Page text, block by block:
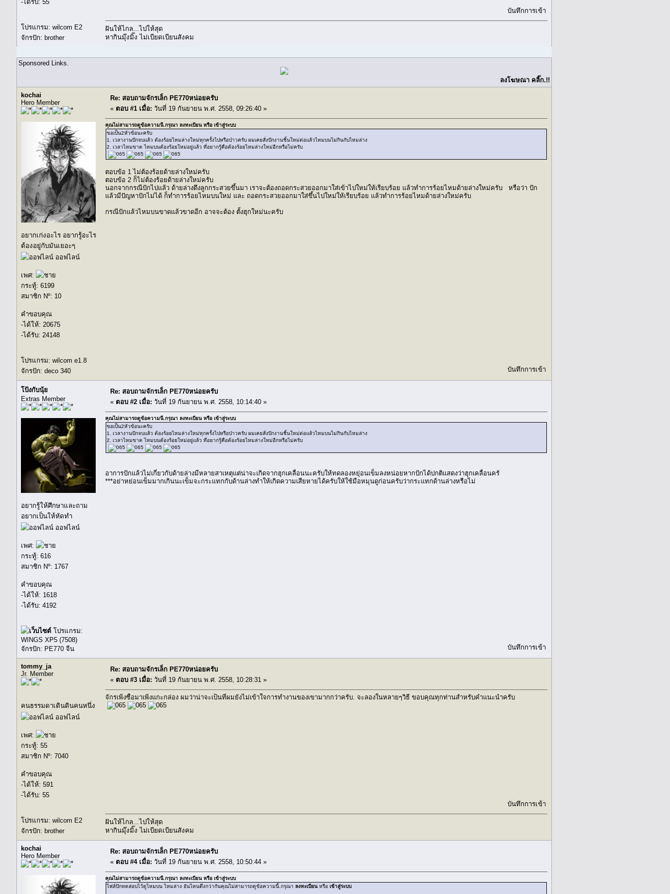
-ได้รับ: 55
โปรแกรม: wilcom E2
จักรปัก: brother
บันทึกการเข้า
ฝันให้ไกล...ไปให้สุด
หากินมุ๊งมิ๊ง ไม่เบียดเบียนสังคม
Sponsored Links.
ลงโฆษณา คลิ๊ก.!!
kochai
Hero Member
อยากเก่งอะไร อยากรู้อะไร
ต้องอยู่กับมันเยอะๆ
ออฟไลน์
เพศ:
กระทู้: 6199
สมาชิก Nº: 10
คำขอบคุณ
-ได้ให้: 20675
-ได้รับ: 24148
โปรแกรม: wilcom e1.8
จักรปัก: deco 340
Re: สอบถามจักรเล็ก PE770หน่อยครับ
« ตอบ #1 เมื่อ: วันที่ 19 กันยายน พ.ศ. 2558, 09:26:40 »
คุณไม่สามารถดูข้อความนี้.กรุณา ลงทะเบียน หรือ เข้าสู่ระบบ
ขอเป็น2หัวข้อนะครับ
1. เวลางานปักจบแล้ว ต้องร้อยไหมล่างใหม่ทุกครั้งไปหรือป่าวครับ ผมเคยสั่งปักงานชิ้นใหม่ต่อแล้วไหมบนไม่กินกับไหมล่าง
2. เวลาไหมขาด ไหมบนต้องร้อยใหม่อยู่แล้ว ที่อยากรู้คือต้องร้อยไหมล่างใหม่อีกหรือไม่ครับ
ตอบข้อ 1 ไม่ต้องร้อยด้ายล่างใหม่ครับ
ตอบข้อ 2 ก็ไม่ต้องร้อยด้ายล่างใหม่ครับ
นอกจากกรณีปักไปแล้ว ด้ายล่างดึงลูกกระสวยขึ้นมา เราจะต้องถอดกระสวยออกมาใส่เข้าไปใหม่ให้เรียบร้อย แล้วทำการร้อยไหมด้ายล่างใหม่ครับ หรือว่า ปัก
แล้วมีปัญหาปักไม่ได้ ก็ทำการร้อยไหมบนใหม่ และ ถอดกระสวยออกมาใส่ขึ้นไปใหม่ให้เรียบร้อย แล้วทำการร้อยไหมด้ายล่างใหม่ครับ
กรณีปักแล้วไหมบนขาดแล้วขาดอีก อาจจะต้อง ตั้งฮุกใหม่นะครับ
บันทึกการเข้า
โป้งกับนุ้ย
Extras Member
อยากรู้ให้ศึกษาและถาม
อยากเป็นให้หัดทำ
ออฟไลน์
เพศ:
กระทู้: 616
สมาชิก Nº: 1767
คำขอบคุณ
-ได้ให้: 1618
-ได้รับ: 4192
โปรแกรม:
WINGS XP5 (7508)
จักรปัก: PE770 จีน
Re: สอบถามจักรเล็ก PE770หน่อยครับ
« ตอบ #2 เมื่อ: วันที่ 19 กันยายน พ.ศ. 2558, 10:14:40 »
คุณไม่สามารถดูข้อความนี้.กรุณา ลงทะเบียน หรือ เข้าสู่ระบบ
ขอเป็น2หัวข้อนะครับ
1. เวลางานปักจบแล้ว ต้องร้อยไหมล่างใหม่ทุกครั้งไปหรือป่าวครับ ผมเคยสั่งปักงานชิ้นใหม่ต่อแล้วไหมบนไม่กินกับไหมล่าง
2. เวลาไหมขาด ไหมบนต้องร้อยใหม่อยู่แล้ว ที่อยากรู้คือต้องร้อยไหมล่างใหม่อีกหรือไม่ครับ
อาการปักแล้วไม่เกี่ยวกับด้ายล่างมีหลายสาเหตุแต่น่าจะเกิดจากฮุกเคลื่อนนะครับให้ทดลองหยุ่อนเข็มลงหน่อยหากปักได้ปกติแสดงว่าฮุกเคลื่อนครั
***อย่าหย่อนเข็มมากเกินนะเข็มจะกระแทกกับด้านล่างทำให้เกิดความเสียหายได้ครับให้ใช้มือหมุนดูก่อนครับว่ากระแทกด้านล่างหรือไม่
บันทึกการเข้า
tommy_ja
Jr. Member
คนธรรมดาเดินดินคนหนึ่ง
ออฟไลน์
เพศ:
กระทู้: 55
สมาชิก Nº: 7040
คำขอบคุณ
-ได้ให้: 591
-ได้รับ: 55
โปรแกรม: wilcom E2
จักรปัก: brother
Re: สอบถามจักรเล็ก PE770หน่อยครับ
« ตอบ #3 เมื่อ: วันที่ 19 กันยายน พ.ศ. 2558, 10:28:31 »
จักรเพิ่งซื้อมาเพิ่งแกะกล่อง ผมว่าน่าจะเป็นที่ผมยังไม่เข้าใจการทำงานของเขามากกว่าครับ. จะลองในหลายๆวิธี ขอบคุณทุกท่านสำหรับคำแนะนำครับ
บันทึกการเข้า
ฝันให้ไกล...ไปให้สุด
หากินมุ๊งมิ๊ง ไม่เบียดเบียนสังคม
kochai
Hero Member
Re: สอบถามจักรเล็ก PE770หน่อยครับ
« ตอบ #4 เมื่อ: วันที่ 19 กันยายน พ.ศ. 2558, 10:50:44 »
คุณไม่สามารถดูข้อความนี้.กรุณา ลงทะเบียน หรือ เข้าสู่ระบบ
ไฟล์ปักทดสอบไว้ดูไหมบน ไหมล่าง อันไหนตึงกว่ากันคุณไม่สามารถดูข้อความนี้.กรุณา ลงทะเบียน หรือ เข้าสู่ระบบ